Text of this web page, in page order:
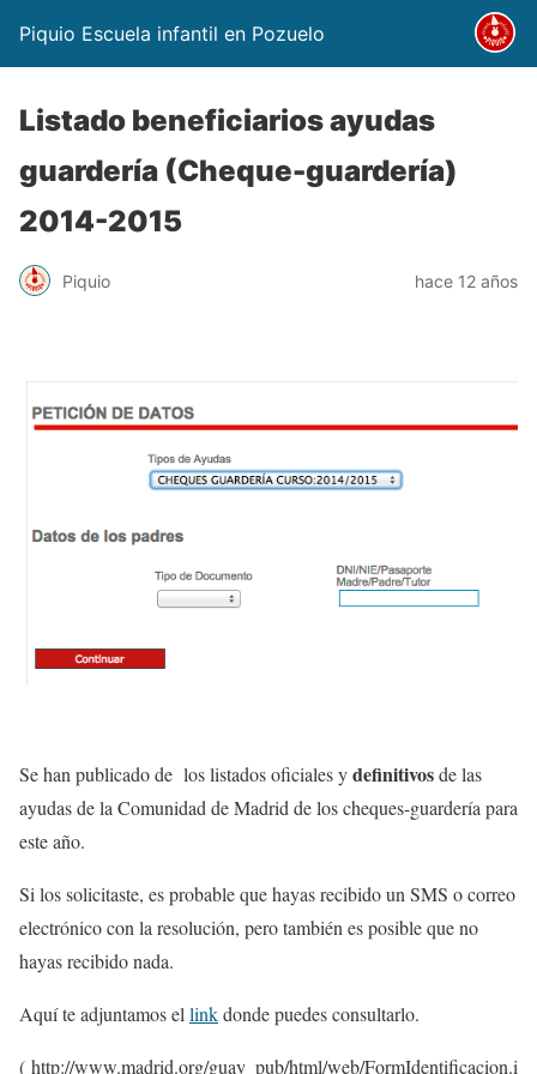
Piquio Escuela infantil en Pozuelo
Listado beneficiarios ayudas
guardería (Cheque-guardería)
2014-2015
Piquio hace 12 años
Se han publicado de los listados oficiales ydefinitivosde las
ayudas de la Comunidad de Madrid de los cheques-guardería para
este año.
Si los solicitaste, es probable que hayas recibido un SMS o correo
electrónico con la resolución, pero también es posible que no
hayas recibido nada.
Aquí te adjuntamos el linkdonde puedes consultarlo.
( http://www.madrid.org/guay_pub/html/web/FormIdentificacion.i